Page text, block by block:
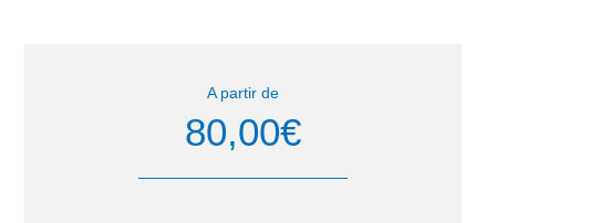
A partir de
80,00€